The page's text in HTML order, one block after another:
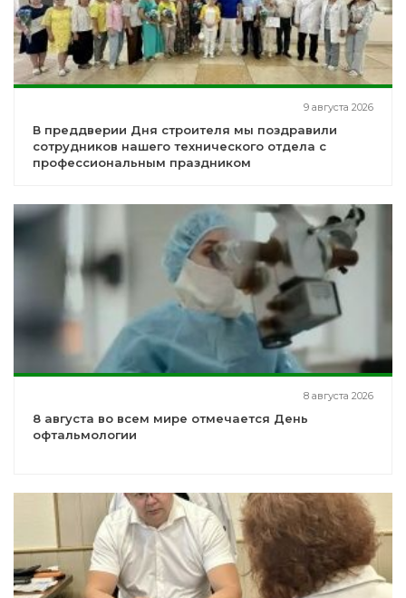
9 августа 2026
В преддверии Дня строителя мы поздравили
сотрудников нашего технического отдела с
профессиональным праздником
8 августа 2026
8 августа во всем мире отмечается День
офтальмологии